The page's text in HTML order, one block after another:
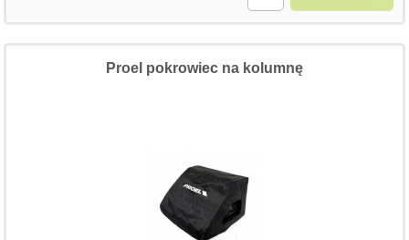
Proel pokrowiec na kolumnę